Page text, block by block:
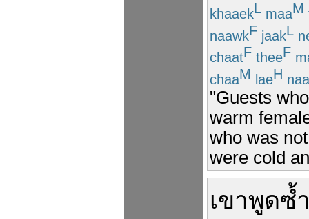
khaaekL maaM
naawkF jaakL
chaatF theeF
chaaM laeH naa
"Guests
warm
who was
were cold
เขาพูดซ้